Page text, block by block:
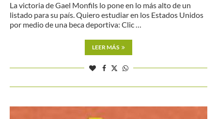
La victoria de Gael Monfils lo pone en lo más alto de un
listado para su país. Quiero estudiar en los Estados Unidos
por medio de una beca deportiva: Clic …
LEER MÁS